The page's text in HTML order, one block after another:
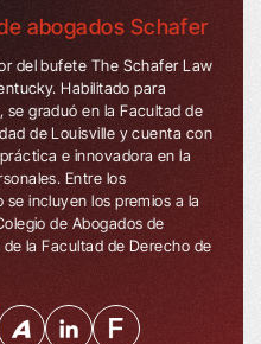
abogados Schafer
del bufete The Schafer Law
Habilitado para
se graduó en la Facultad de
de Louisville y cuenta con
e innovadora en la
Entre los
incluyen los premios a la
de Abogados de
la Facultad de Derecho de